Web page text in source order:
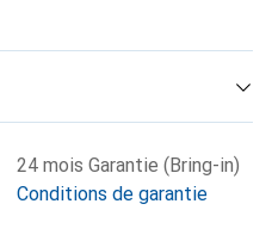
24 mois Garantie (Bring-in)
Conditions de garantie